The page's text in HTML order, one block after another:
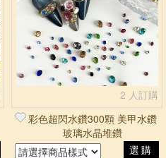
2 人訂購
彩色超閃水鑽300顆 美甲水鑽
玻璃水晶堆鑽
選購